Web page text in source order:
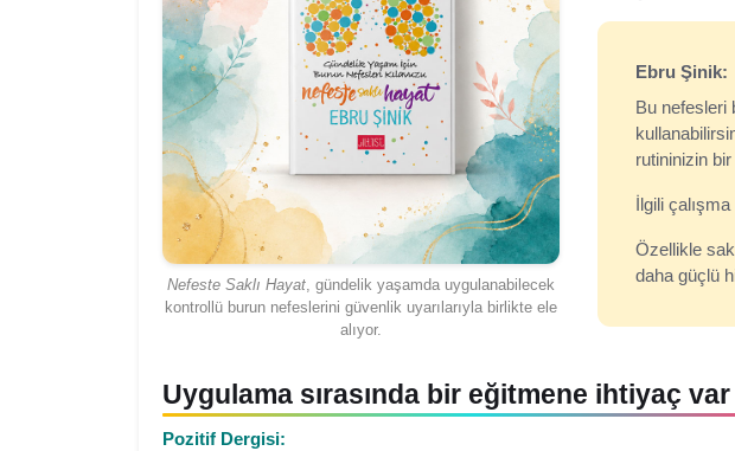
Nefeste Saklı Hayat, gündelik yaşamda uygulanabilecek
kontrollü burun nefeslerini güvenlik uyarılarıyla birlikte ele
alıyor.
Ebru Şinik:
Bu nefesleri
rutininizin
İlgili
Özellikle
daha güçlü
Uygulama sırasında bir eğitmene ihtiyaç var
Pozitif Dergisi: